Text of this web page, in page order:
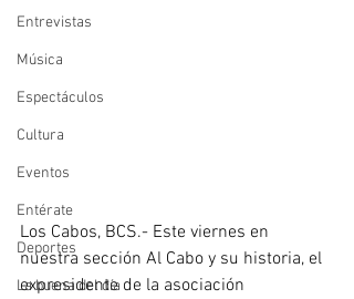
Entrevistas
Música
Espectáculos
Cultura
Eventos
Entérate
Deportes
La buena del día
Los Cabos, BCS.- Este viernes en
nuestra sección Al Cabo y su historia, el
expresidente de la asociación